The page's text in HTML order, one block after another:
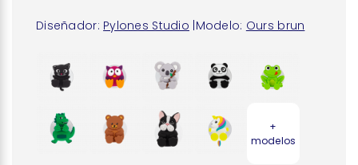
Diseñador: Pylones Studio Modelo: Ours brun
+
modelos